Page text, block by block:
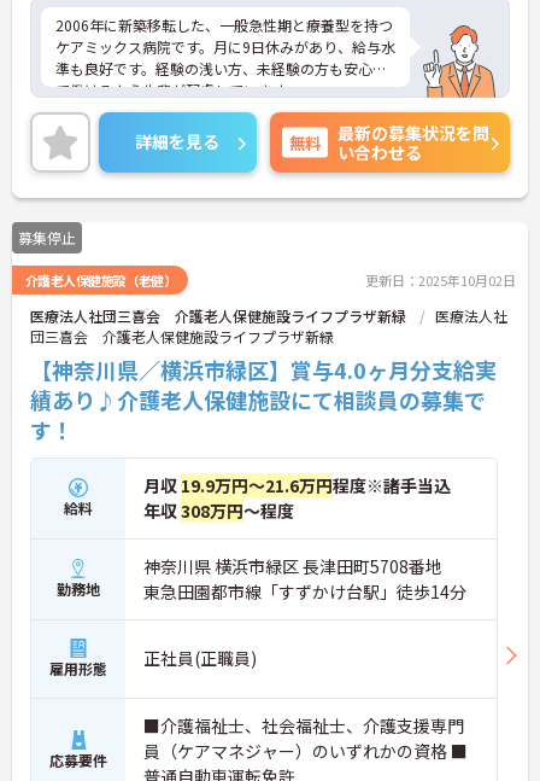
2006年に新築移転した、一般急性期と療養型を持つ
ケアミックス病院です。月に9日休みがあり、給与水
準も良好です。経験の浅い方、未経験の方も安心し
て働けるよう先輩が配慮しています。
ご興味のある方には、面接対策ポイントなど、さら
に詳細をお話しいたしますので、お気軽にご相談く
ださい。
詳細を見る 無料
最新の募集状況を問
い合わせる
募集停止
介護老人保健施設（老健） 更新日：2025年10月02日
医療法人社団三喜会 介護老人保健施設ライフプラザ新緑
医療法人社
団三喜会 介護老人保健施設ライフプラザ新緑
【神奈川県／横浜市緑区】賞与4.0ヶ月分支給実
績あり♪介護老人保健施設にて相談員の募集で
す！
給料
月収 19.9万円～21.6万円程度※諸手当込
年収308万円～程度
勤務地
神奈川県 横浜市緑区 長津田町5708番地
東急田園都市線「すずかけ台駅」徒歩14分
雇用形態 正社員(正職員)
応募要件
■介護福祉士、社会福祉士、介護支援専門
員（ケアマネジャー）のいずれかの資格 ■
普通自動車運転免許